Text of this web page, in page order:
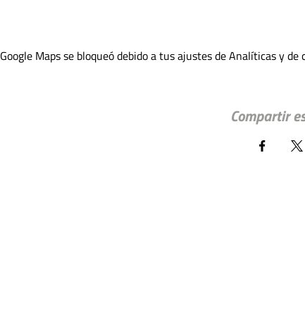
Google Maps se bloqueó debido a tus ajustes de Analíticas y de
Compartir